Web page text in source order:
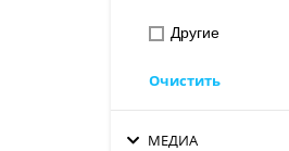
Другие
Очистить
МЕДИА